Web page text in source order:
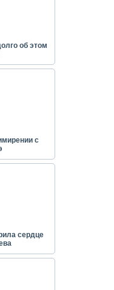
об этом
с
сердце